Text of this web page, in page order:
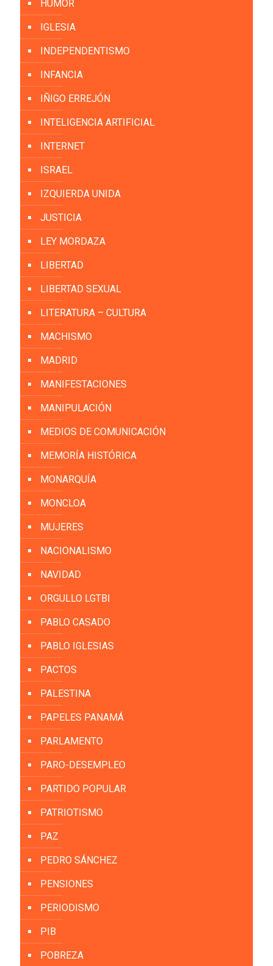
HUMOR
IGLESIA
INDEPENDENTISMO
INFANCIA
IÑIGO ERREJÓN
INTELIGENCIA ARTIFICIAL
INTERNET
ISRAEL
IZQUIERDA UNIDA
JUSTICIA
LEY MORDAZA
LIBERTAD
LIBERTAD SEXUAL
LITERATURA – CULTURA
MACHISMO
MADRID
MANIFESTACIONES
MANIPULACIÓN
MEDIOS DE COMUNICACIÓN
MEMORÍA HISTÓRICA
MONARQUÍA
MONCLOA
MUJERES
NACIONALISMO
NAVIDAD
ORGULLO LGTBI
PABLO CASADO
PABLO IGLESIAS
PACTOS
PALESTINA
PAPELES PANAMÁ
PARLAMENTO
PARO-DESEMPLEO
PARTIDO POPULAR
PATRIOTISMO
PAZ
PEDRO SÁNCHEZ
PENSIONES
PERIODISMO
PIB
POBREZA